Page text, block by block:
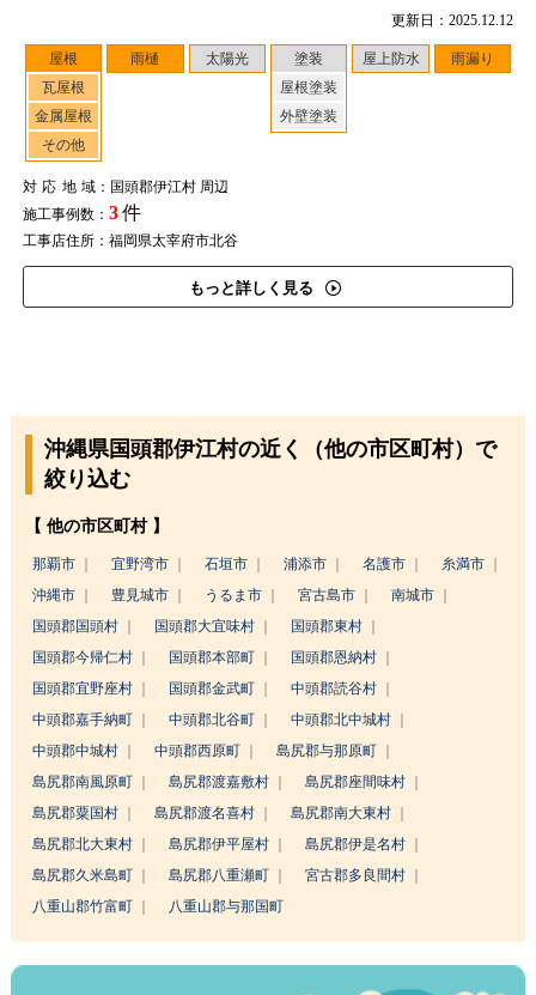
更新日：2025.12.12
屋根
瓦屋根
金属屋根
その他
雨樋 太陽光
塗装
屋根塗装
外壁塗装
屋上防水 雨漏り
対応地域：国頭郡伊江村 周辺
施工事例数： 3件
工事店住所：福岡県太宰府市北谷
もっと詳しく見る
沖縄県国頭郡伊江村の近く（他の市区町村）で
絞り込む
【 他の市区町村 】
那覇市 宜野湾市 石垣市 浦添市 名護市
糸満市
沖縄市
豊見城市 うるま市 宮古島市
南城市
国頭郡国頭村
国頭郡大宜味村
国頭郡東村
国頭郡今帰仁村
国頭郡本部町
国頭郡恩納村
国頭郡宜野座村
国頭郡金武町
中頭郡読谷村
中頭郡嘉手納町
中頭郡北谷町
中頭郡北中城村
中頭郡中城村
中頭郡西原町
島尻郡与那原町
島尻郡南風原町
島尻郡渡嘉敷村
島尻郡座間味村
島尻郡粟国村
島尻郡渡名喜村
島尻郡南大東村
島尻郡北大東村
島尻郡伊平屋村
島尻郡伊是名村
島尻郡久米島町
島尻郡八重瀬町
宮古郡多良間村
八重山郡竹富町
八重山郡与那国町